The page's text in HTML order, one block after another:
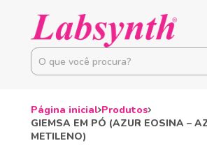
Página inicial Produtos
GIEMSA EM PÓ (AZUR EOSINA –
METILENO)